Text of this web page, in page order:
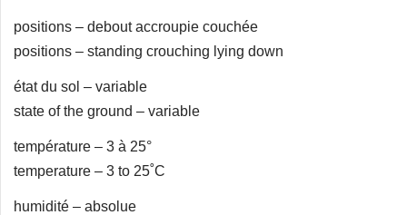
positions – debout accroupie couchée
positions – standing crouching lying down
état du sol – variable
state of the ground – variable
température – 3 à 25°
temperature – 3 to 25˚C
humidité – absolue